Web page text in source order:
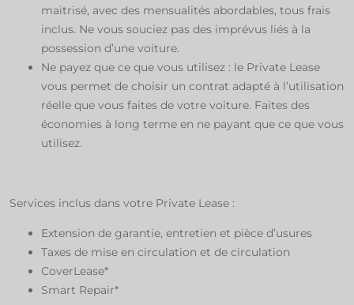
maitrisé, avec des mensualités abordables, tous frais
inclus. Ne vous souciez pas des imprévus liés à la
possession d’une voiture.​
Ne payez que ce que vous utilisez : le Private Lease
vous permet de choisir un contrat adapté à l’utilisation
réelle que vous faites de votre voiture. Faites des
économies à long terme en ne payant que ce que vous
utilisez.​
Services inclus dans votre Private Lease : ​
Extension de garantie, entretien et pièce d’usures​
Taxes de mise en circulation et de circulation​
CoverLease*​
Smart Repair* ​